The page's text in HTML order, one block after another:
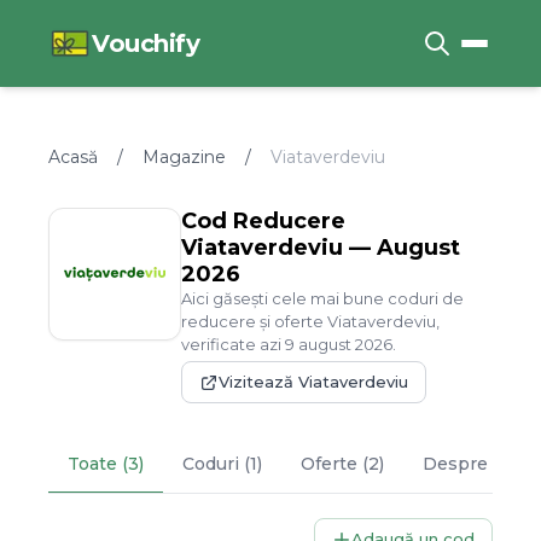
Vouchify
Acasă / Magazine / Viataverdeviu
Cod Reducere
Viataverdeviu — August
2026
Aici găsești cele mai bune coduri de
reducere și oferte Viataverdeviu
verificate azi9 august 2026
Vizitează Viataverdeviu
Toate (3) Coduri (1) Oferte (2) Despre